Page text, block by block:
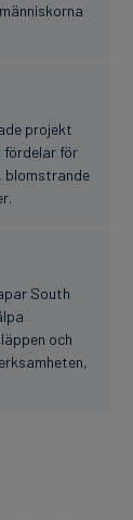
projekt
fördelar för
blomstrande
South
och